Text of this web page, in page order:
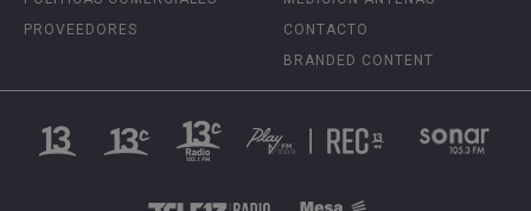
PROVEEDORES
CONTACTO
BRANDED CONTENT